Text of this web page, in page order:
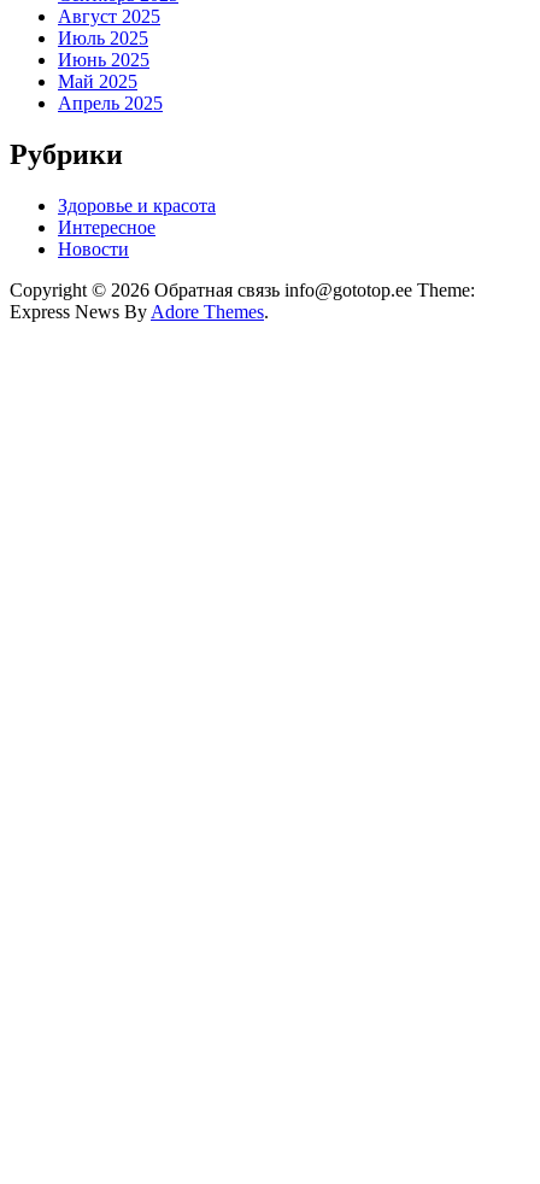
Август 2025
Июль 2025
Июнь 2025
Май 2025
Апрель 2025
Рубрики
Здоровье и красота
Интересное
Новости
Copyright © 2026 Обратная связь info@gototop.ee Theme:
Express News By Adore Themes.